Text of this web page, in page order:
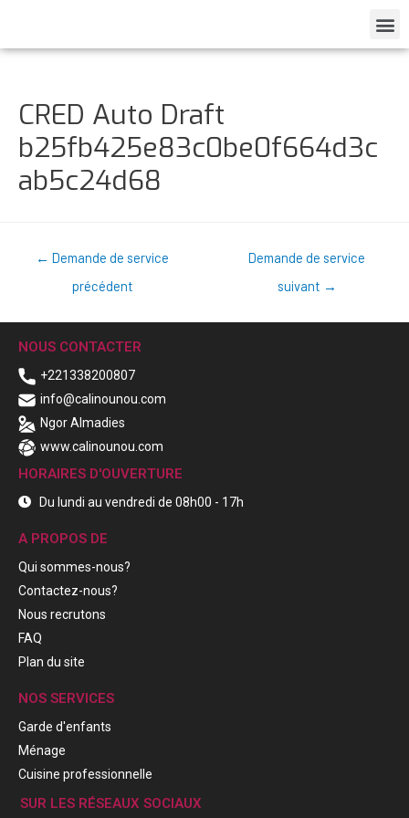
CRED Auto Draft
b25fb425e83c0be0f664d3c
ab5c24d68
← Demande de service
précédent
Demande de service
suivant →
NOUS CONTACTER
+221338200807
info@calinounou.com
Ngor Almadies
www.calinounou.com
HORAIRES D'OUVERTURE
Du lundi au vendredi de 08h00 - 17h
A PROPOS DE
Qui sommes-nous?
Contactez-nous?
Nous recrutons
FAQ
Plan du site
NOS SERVICES
Garde d'enfants
Ménage
Cuisine professionnelle
SUR LES RÉSEAUX SOCIAUX